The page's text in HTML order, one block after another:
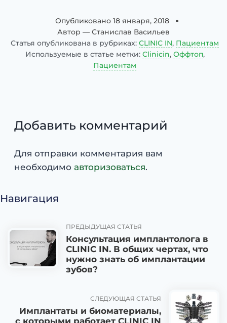
Опубликовано 18 января, 2018
Автор — Станислав Васильев
Статья опубликована в рубриках: CLINIC IN, Пациентам
Используемые в статье метки: Clinicin, Оффтоп,
Пациентам
Добавить комментарий
Для отправки комментария вам
необходимо авторизоваться.
Навигация
ПРЕДЫДУЩАЯ СТАТЬЯ
Консультация имплантолога в
CLINIC IN. В общих чертах, что
нужно знать об имплантации
зубов?
СЛЕДУЮЩАЯ СТАТЬЯ
Имплантаты и биоматериалы,
с которыми работает CLINIC IN